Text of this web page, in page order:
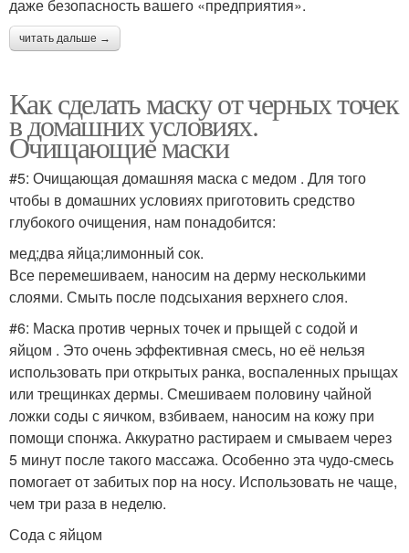
даже безопасность вашего «предприятия».
читать дальше →
Как сделать маску от черных точек
в домашних условиях.
Очищающие маски
#5: Очищающая домашняя маска с медом . Для того
чтобы в домашних условиях приготовить средство
глубокого очищения, нам понадобится:
мед;два яйца;лимонный сок.
Все перемешиваем, наносим на дерму несколькими
слоями. Смыть после подсыхания верхнего слоя.
#6: Маска против черных точек и прыщей с содой и
яйцом . Это очень эффективная смесь, но её нельзя
использовать при открытых ранка, воспаленных прыщах
или трещинках дермы. Смешиваем половину чайной
ложки соды с яичком, взбиваем, наносим на кожу при
помощи спонжа. Аккуратно растираем и смываем через
5 минут после такого массажа. Особенно эта чудо-смесь
помогает от забитых пор на носу. Использовать не чаще,
чем три раза в неделю.
Сода с яйцом